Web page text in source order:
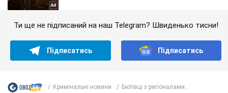
Ти ще не підписаний на наш Telegram? Швиденько тисни!
Підписатись Підписатись
Кримінальні новини Бютівці з регіоналами...